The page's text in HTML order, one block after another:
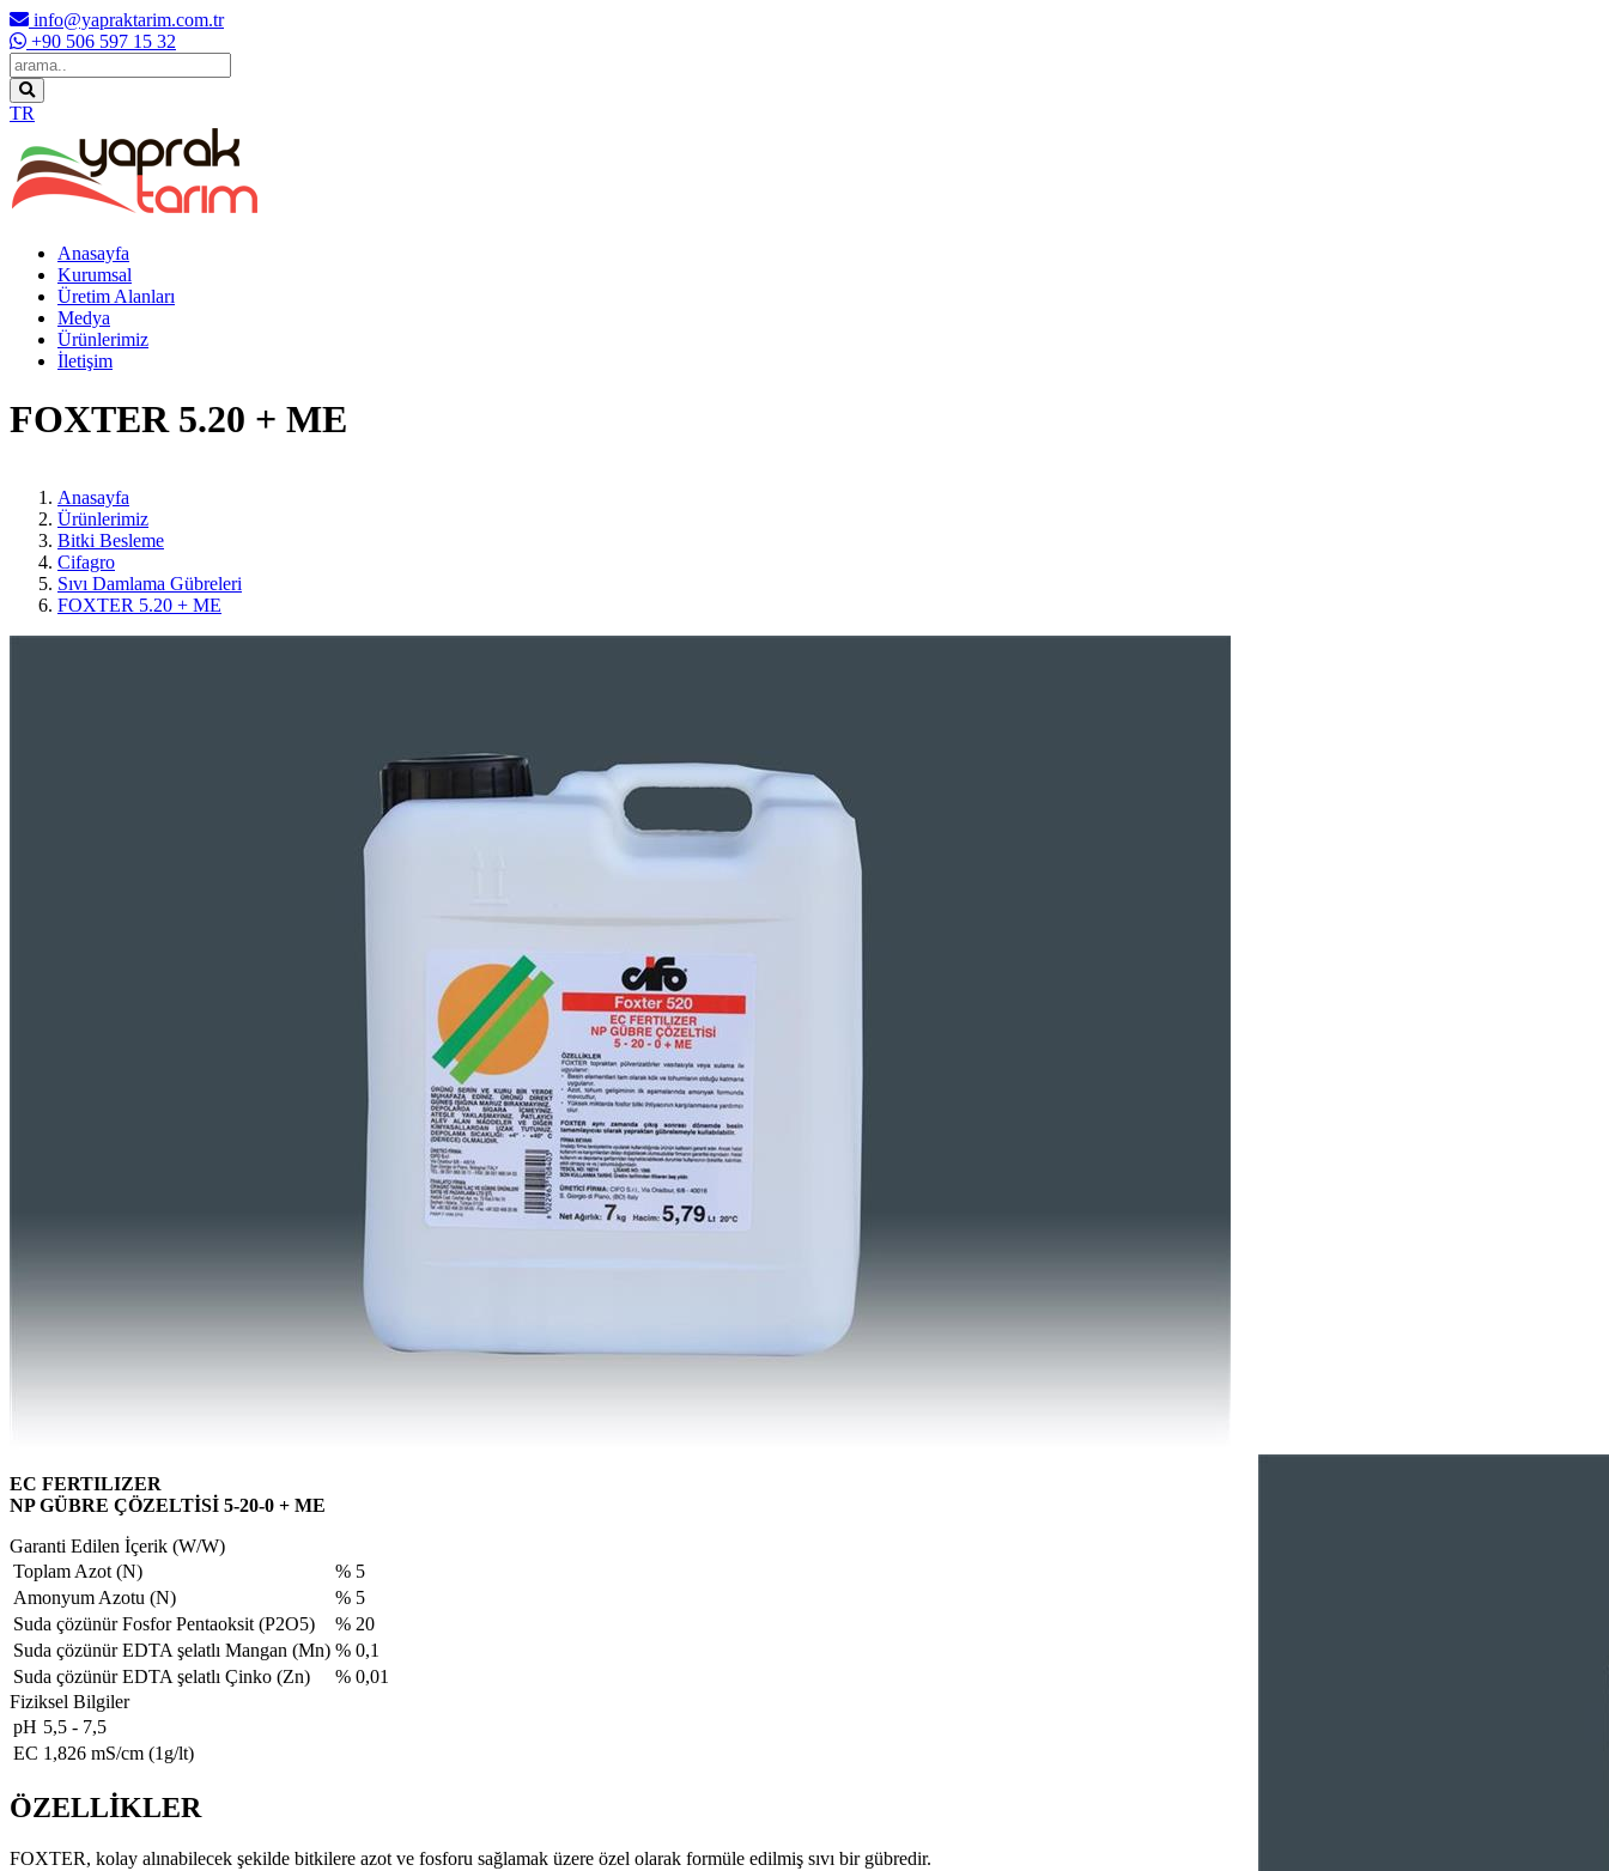
info@yapraktarim.com.tr
+90 506 597 15 32
TR
Anasayfa
Kurumsal
Üretim Alanları
Medya
Ürünlerimiz
İletişim
FOXTER 5.20 + ME
Anasayfa
Ürünlerimiz
Bitki Besleme
Cifagro
Sıvı Damlama Gübreleri
FOXTER 5.20 + ME
EC FERTILIZER
NP GÜBRE ÇÖZELTİSİ 5-20-0 + ME
Garanti Edilen İçerik (W/W)
Toplam Azot (N)
% 5
Amonyum Azotu (N)
% 5
Suda çözünür Fosfor Pentaoksit (P2O5)
% 20
Suda çözünür EDTA şelatlı Mangan (Mn) % 0,1
Suda çözünür EDTA şelatlı Çinko (Zn)
% 0,01
Fiziksel Bilgiler
pH 5,5 - 7,5
EC 1,826 mS/cm (1g/lt)
ÖZELLİKLER
FOXTER, kolay alınabilecek şekilde bitkilere azot ve fosforu sağlamak üzere özel olarak formüle edilmiş sıvı bir gübredir.